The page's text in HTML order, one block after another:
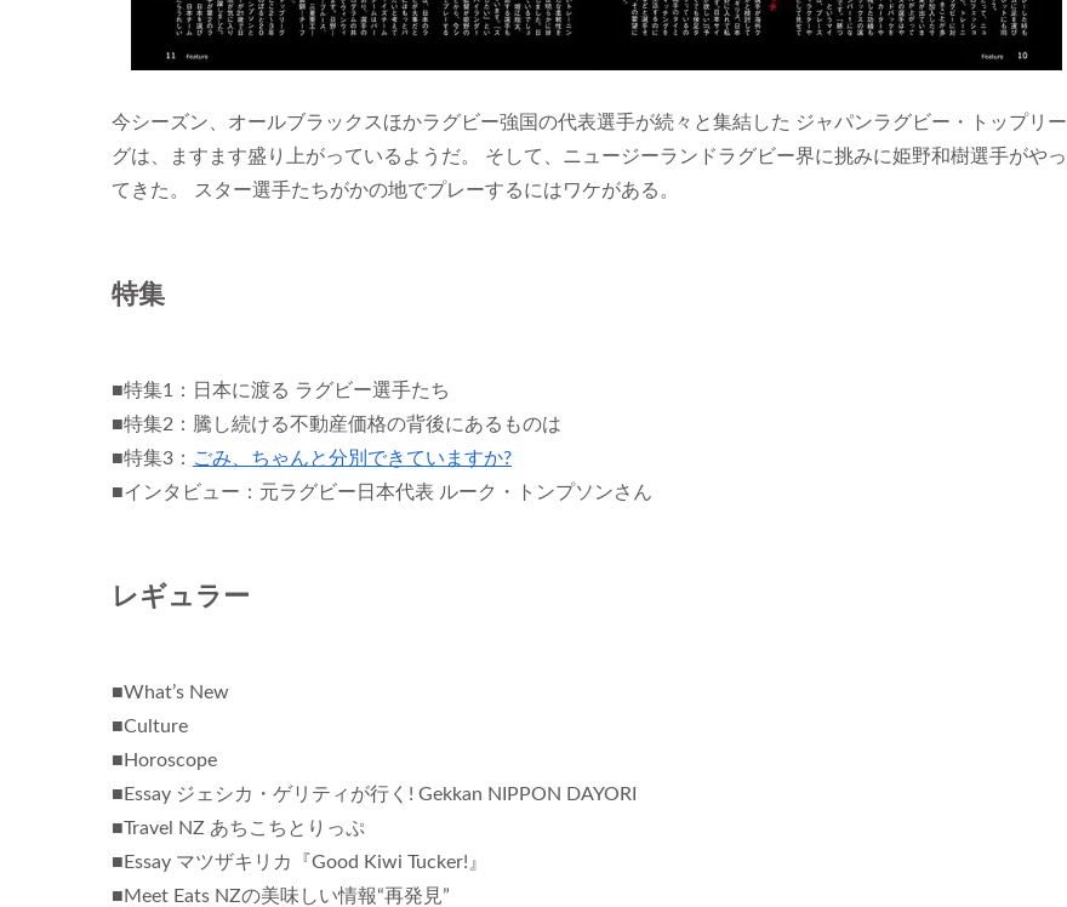
今シーズン、オールブラックスほかラグビー強国の代表選手が続々と集結した ジャパンラグビー・トップリー
グは、ますます盛り上がっているようだ。 そして、ニュージーランドラグビー界に挑みに姫野和樹選手がやっ
てきた。 スター選手たちがかの地でプレーするにはワケがある。
特集
■特集1：日本に渡る ラグビー選手たち
■特集2：騰し続ける不動産価格の背後にあるものは
■特集3： ごみ、ちゃんと分別できていますか?
■インタビュー：元ラグビー日本代表 ルーク・トンプソンさん
レギュラー
■What’s New
■Culture
■Horoscope
■Essay ジェシカ・ゲリティが行く! Gekkan NIPPON DAYORI
■Travel NZ あちこちとりっぷ
■Essay マツザキリカ『Good Kiwi Tucker!』
■Meet Eats NZの美味しい情報“再発見”